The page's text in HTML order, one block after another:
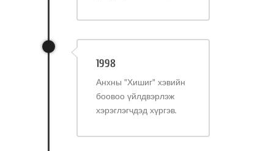
1998
Анхны "Хишиг" хэвийн
боовоо үйлдвэрлэж
хэрэглэгчдэд хүргэв.